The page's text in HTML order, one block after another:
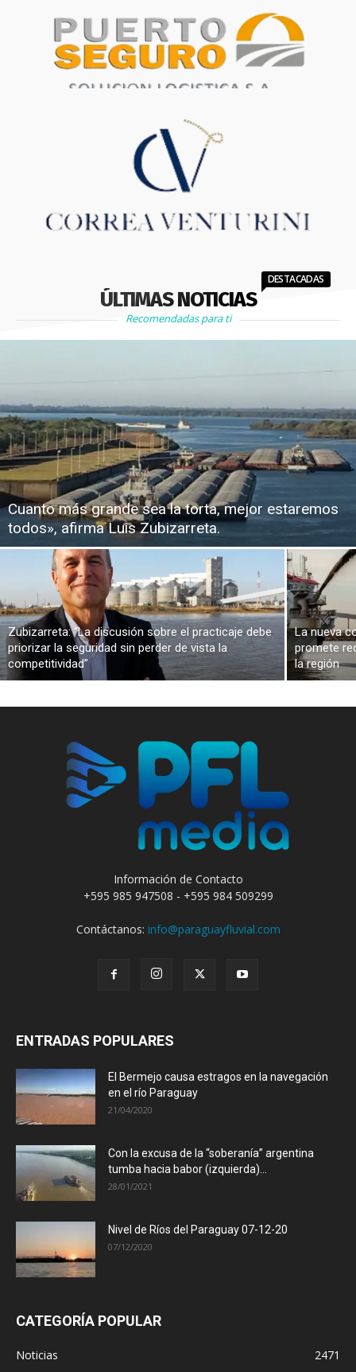
ÚLTIMAS NOTICIAS
DESTACADAS
Recomendadas para ti
Cuanto más grande sea la torta, mejor estaremos
todos», afirma Luis Zubizarreta.
Zubizarreta: “La discusión sobre el practicaje debe
priorizar la seguridad sin perder de vista la
competitividad”
La nueva
promete
la región
Información de Contacto
+595 985 947508 - +595 984 509299
Contáctanos: info@paraguayfluvial.com
ENTRADAS POPULARES
El Bermejo causa estragos en la navegación
en el río Paraguay
21/04/2020
Con la excusa de la “soberanía” argentina
tumba hacia babor (izquierda)...
28/01/2021
Nivel de Ríos del Paraguay 07-12-20
07/12/2020
CATEGORÍA POPULAR
Noticias
2471